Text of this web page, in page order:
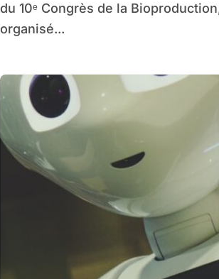
du 10ᵉ Congrès de la
organisé...